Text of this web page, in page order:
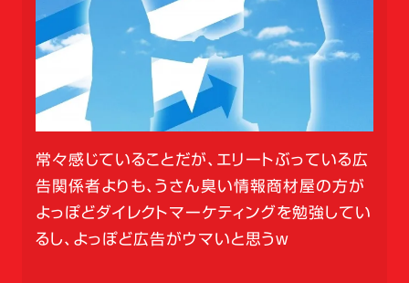
常々感じていることだが、エリートぶっている広
告関係者よりも、うさん臭い情報商材屋の方が
よっぽどダイレクトマーケティングを勉強してい
るし、よっぽど広告がウマいと思うw